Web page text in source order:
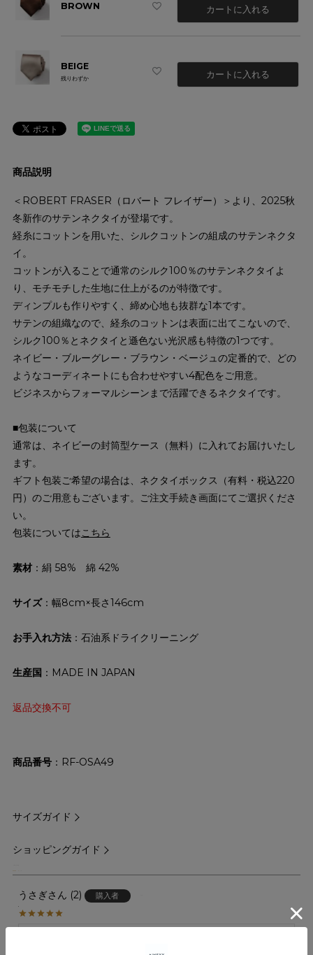
BROWN カートに入れる
BEIGE
残りわずか カートに入れる
商品説明
＜ROBERT FRASER（ロバート フレイザー）＞より、2025秋
冬新作のサテンネクタイが登場です。
経糸にコットンを用いた、シルクコットンの組成のサテンネクタ
イ。
コットンが入ることで通常のシルク100％のサテンネクタイよ
り、モチモチした生地に仕上がるのが特徴です。
ディンプルも作りやすく、締め心地も抜群な1本です。
サテンの組織なので、経糸のコットンは表面に出てこないので、
シルク100％とネクタイと遜色ない光沢感も特徴の1つです。
ネイビー・ブルーグレー・ブラウン・ベージュの定番的で、どの
ようなコーディネートにも合わせやすい4配色をご用意。
ビジネスからフォーマルシーンまで活躍できるネクタイです。
■包装について
通常は、ネイビーの封筒型ケース（無料）に入れてお届けいたし
ます。
ギフト包装ご希望の場合は、ネクタイボックス（有料・税込220
円）のご用意もございます。ご注文手続き画面にてご選択くださ
い。
包装についてはこちら
素材：絹 58% 綿 42%
サイズ：幅8cm×長さ146cm
お手入れ方法：石油系ドライクリーニング
生産国 ：MADE IN JAPAN
返品交換不可
商品番号 RF-OSA49
サイズガイド
ショッピングガイド
うさぎ 2 購入者